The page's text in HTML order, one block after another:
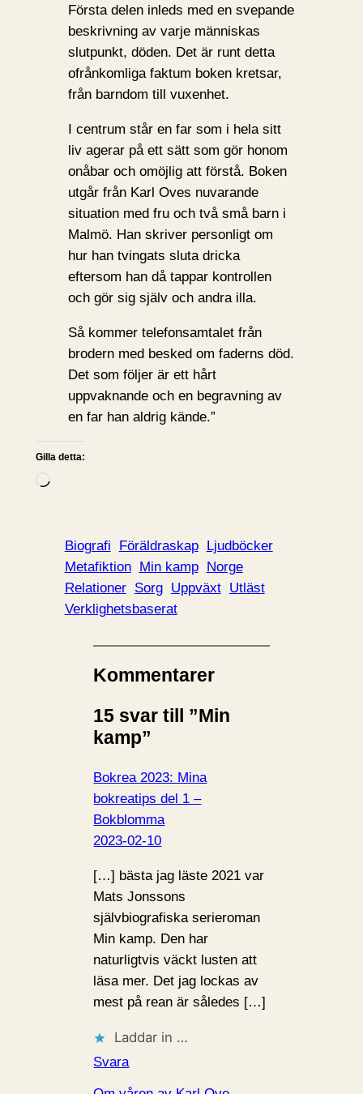
Första delen inleds med en svepande
beskrivning av varje människas
slutpunkt, döden. Det är runt detta
ofrånkomliga faktum boken kretsar,
från barndom till vuxenhet.
I centrum står en far som i hela sitt
liv agerar på ett sätt som gör honom
onåbar och omöjlig att förstå. Boken
utgår från Karl Oves nuvarande
situation med fru och två små barn i
Malmö. Han skriver personligt om
hur han tvingats sluta dricka
eftersom han då tappar kontrollen
och gör sig själv och andra illa.
Så kommer telefonsamtalet från
brodern med besked om faderns död.
Det som följer är ett hårt
uppvaknande och en begravning av
en far han aldrig kände.”
Gilla detta:
L
Biografi Föräldraskap Ljudböcker
Metafiktion Min kamp Norge
Relationer Sorg Uppväxt Utläst
Verklighetsbaserat
Kommentarer
15 svar till ”Min
kamp”
Bokrea 2023: Mina
bokreatips del 1 –
Bokblomma
2023-02-10
[…] bästa jag läste 2021 var
Mats Jonssons
självbiografiska serieroman
Min kamp. Den har
naturligtvis väckt lusten att
läsa mer. Det jag lockas av
mest på rean är således […]
Laddar in …
Svara